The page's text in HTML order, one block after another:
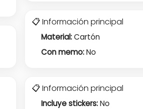
📋 Información principal
Material:Cartón
Con memo:No
📋 Información principal
Incluye stickers:No